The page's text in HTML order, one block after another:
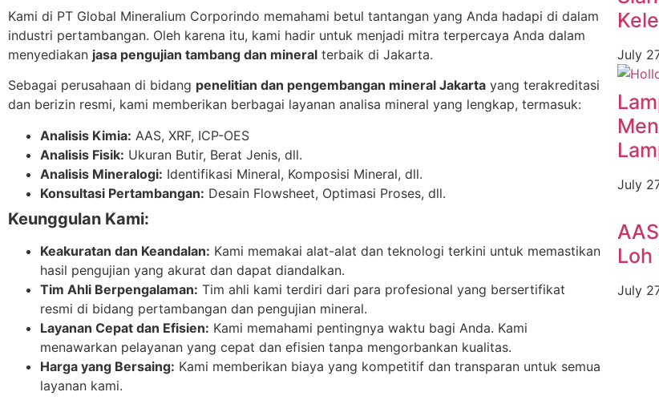
Kami di PT Global Mineralium Corporindo memahami betul tantangan yang Anda hadapi di dalam
industri pertambangan. Oleh karena itu, kami hadir untuk menjadi mitra terpercaya Anda dalam
menyediakan jasa pengujian tambang dan mineral terbaik di Jakarta.
Sebagai perusahaan di bidang penelitian dan pengembangan mineral Jakarta yang terakreditasi
dan berizin resmi, kami memberikan berbagai layanan analisa mineral yang lengkap, termasuk:
Analisis Kimia: AAS, XRF, ICP-OES
Analisis Fisik: Ukuran Butir, Berat Jenis, dll.
Analisis Mineralogi: Identifikasi Mineral, Komposisi Mineral, dll.
Konsultasi Pertambangan: Desain Flowsheet, Optimasi Proses, dll.
Keunggulan Kami:
Keakuratan dan Keandalan: Kami memakai alat-alat dan teknologi terkini untuk memastikan
hasil pengujian yang akurat dan dapat diandalkan.
Tim Ahli Berpengalaman: Tim ahli kami terdiri dari para profesional yang bersertifikat
resmi di bidang pertambangan dan pengujian mineral.
Layanan Cepat dan Efisien: Kami memahami pentingnya waktu bagi Anda. Kami
menawarkan pelayanan yang cepat dan efisien tanpa mengorbankan kualitas.
Harga yang Bersaing: Kami memberikan biaya yang kompetitif dan transparan untuk semua
layanan kami.
July
July
Loh
July